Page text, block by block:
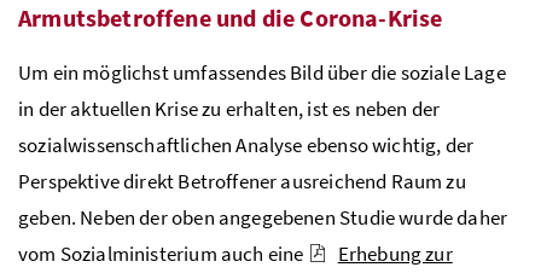
Armutsbetroffene und die Corona-Krise
Um ein möglichst umfassendes Bild über die soziale Lage
in der aktuellen Krise zu erhalten, ist es neben der
sozialwissenschaftlichen Analyse ebenso wichtig, der
Perspektive direkt Betroffener ausreichend Raum zu
geben. Neben der oben angegebenen Studie wurde daher
vom Sozialministerium auch eine
Erhebung zur